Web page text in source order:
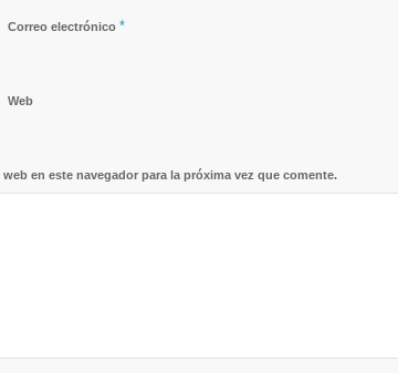
Correo electrónico *
Web
en este navegador para la próxima vez que comente.